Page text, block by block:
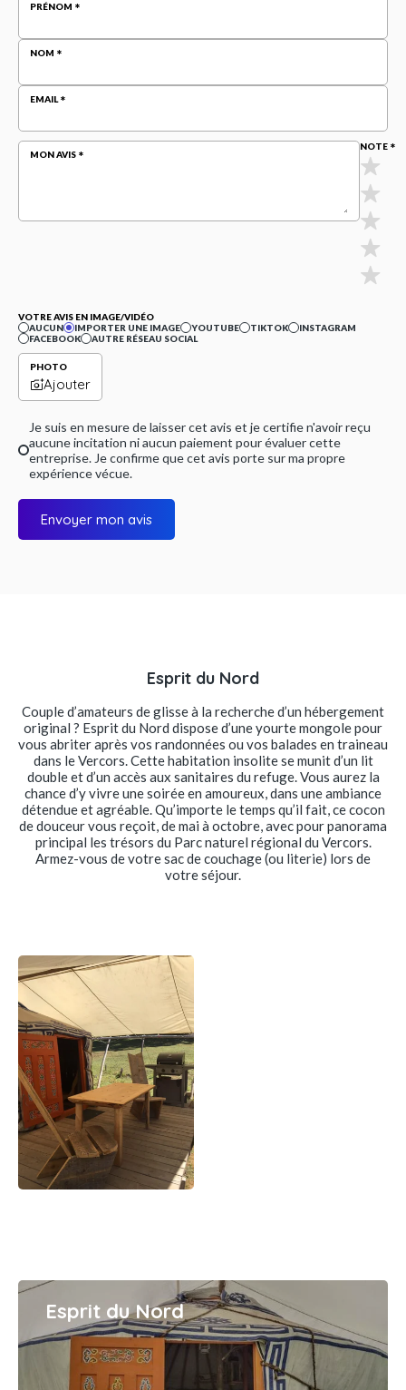
PRÉNOM
NOM
EMAIL
MON AVIS
NOTE
VOTRE AVIS EN IMAGE/VIDÉO
AUCUN
IMPORTER UNE IMAGE YOUTUBE TIKTOK
INSTAGRAM
FACEBOOK
AUTRE RÉSEAU SOCIAL
PHOTO
Ajouter
Je suis en mesure de laisser cet avis et je certifie n'avoir reçu
aucune incitation ni aucun paiement pour évaluer cette
entreprise. Je confirme que cet avis porte sur ma propre
expérience vécue.
Envoyer mon avis
Esprit du Nord
Couple d’amateurs de glisse à la recherche d’un hébergement
original ? Esprit du Nord dispose d’une yourte mongole pour
vous abriter après vos randonnées ou vos balades en traineau
dans le Vercors. Cette habitation insolite se munit d’un lit
double et d’un accès aux sanitaires du refuge. Vous aurez la
chance d’y vivre une soirée en amoureux, dans une ambiance
détendue et agréable. Qu’importe le temps qu’il fait, ce cocon
de douceur vous reçoit, de mai à octobre, avec pour panorama
principal les trésors du Parc naturel régional du Vercors.
Armez-vous de votre sac de couchage (ou literie) lors de
votre séjour.
Esprit du Nord